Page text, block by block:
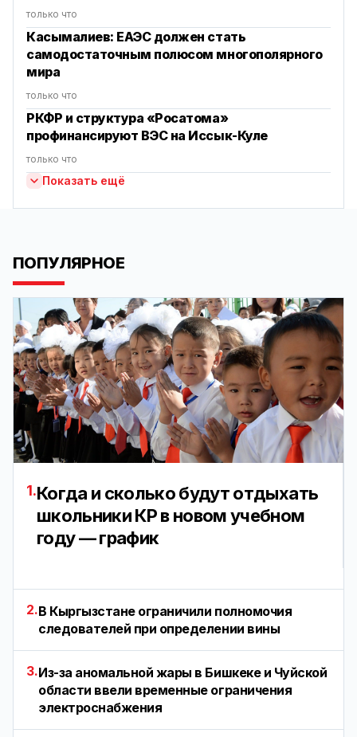
только что
Касымалиев: ЕАЭС должен стать
самодостаточным полюсом многополярного
мира
только что
РКФР и структура «Росатома»
профинансируют ВЭС на Иссык-Куле
только что
Показать ещё
ПОПУЛЯРНОЕ
1.Когда и сколько будут отдыхать
школьники КР в новом учебном
году — график
2.В Кыргызстане ограничили полномочия
следователей при определении вины
3.Из-за аномальной жары в Бишкеке и Чуйской
области ввели временные ограничения
электроснабжения